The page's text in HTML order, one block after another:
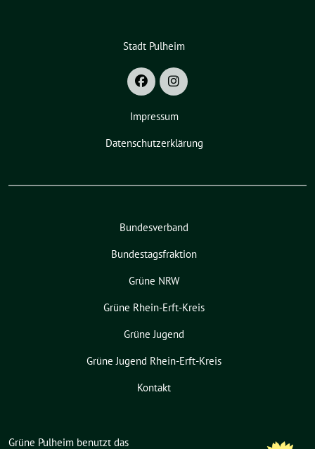
Stadt Pulheim
Impressum
Datenschutzerklärung
Bundesverband
Bundestagsfraktion
Grüne NRW
Grüne Rhein-Erft-Kreis
Grüne Jugend
Grüne Jugend Rhein-Erft-Kreis
Kontakt
Grüne Pulheim benutzt das